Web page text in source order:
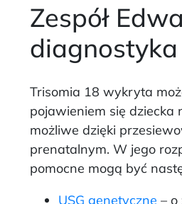
Zespół
diagnostyka
Trisomia 18 wykryta
pojawieniem się dziecka
możliwe dzięki
prenatalnym. W jego
pomocne mogą być
USG genetyczne – o